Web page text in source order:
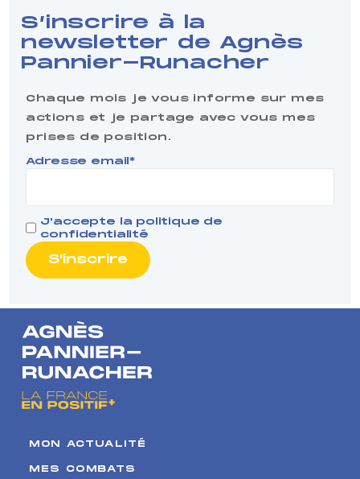
S’inscrire à la
newsletter de Agnès
Pannier-Runacher
Chaque mois je vous informe sur mes
actions et je partage avec vous mes
prises de position.
Adresse email*
J'accepte la politique de
confidentialité
MON ACTUALITÉ
MES COMBATS